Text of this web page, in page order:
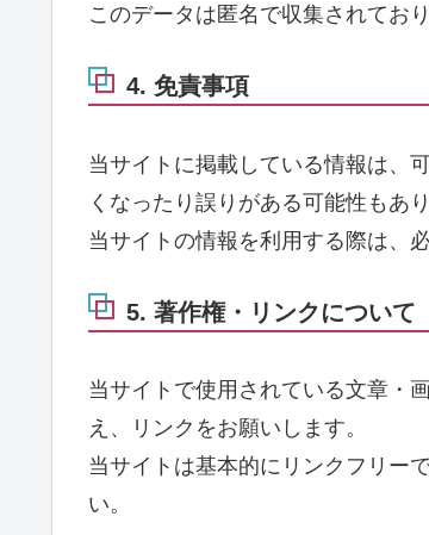
このデータは匿名で収集されてお
4. 免責事項
当サイトに掲載している情報は、
くなったり誤りがある可能性もあり
当サイトの情報を利用する際は、
5. 著作権・リンクについて
当サイトで使用されている文章・
え、リンクをお願いします。
当サイトは基本的にリンクフリー
い。